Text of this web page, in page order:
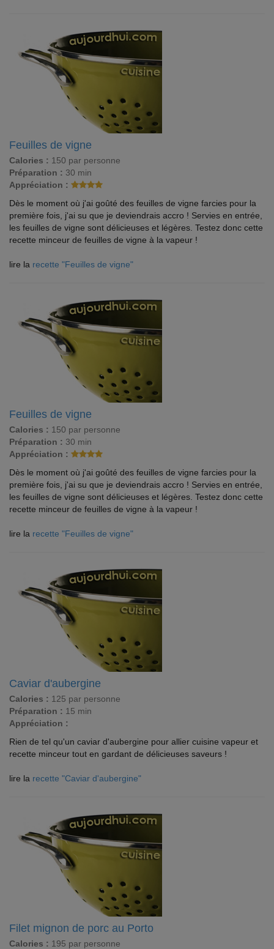
Feuilles de vigne
Calories : 150 par personne
Préparation : 30 min
Appréciation :
Dès le moment où j'ai goûté des feuilles de vigne farcies pour la
première fois, j'ai su que je deviendrais accro ! Servies en entrée,
les feuilles de vigne sont délicieuses et légères. Testez donc cette
recette minceur de feuilles de vigne à la vapeur !
lire la recette "Feuilles de vigne"
Feuilles de vigne
Calories : 150 par personne
Préparation : 30 min
Appréciation :
Dès le moment où j'ai goûté des feuilles de vigne farcies pour la
première fois, j'ai su que je deviendrais accro ! Servies en entrée,
les feuilles de vigne sont délicieuses et légères. Testez donc cette
recette minceur de feuilles de vigne à la vapeur !
lire la recette "Feuilles de vigne"
Caviar d'aubergine
Calories : 125 par personne
Préparation : 15 min
Appréciation :
Rien de tel qu'un caviar d'aubergine pour allier cuisine vapeur et
recette minceur tout en gardant de délicieuses saveurs !
lire la recette "Caviar d'aubergine"
Filet mignon de porc au Porto
Calories : 195 par personne